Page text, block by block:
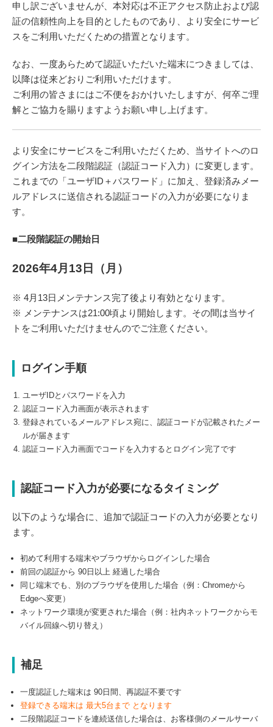
申し訳ございませんが、本対応は不正アクセス防止および認
証の信頼性向上を目的としたものであり、より安全にサービ
スをご利用いただくための措置となります。
なお、一度あらためて認証いただいた端末につきましては、
以降は従来どおりご利用いただけます。
ご利用の皆さまにはご不便をおかけいたしますが、何卒ご理
解とご協力を賜りますようお願い申し上げます。
より安全にサービスをご利用いただくため、当サイトへのロ
グイン方法を二段階認証（認証コード入力）に変更します。
これまでの「ユーザID＋パスワード」に加え、登録済みメー
ルアドレスに送信される認証コードの入力が必要になりま
す。
■二段階認証の開始日
2026年4月13日（月）
※ 4月13日メンテナンス完了後より有効となります。
※ メンテナンスは21:00頃より開始します。その間は当サイ
トをご利用いただけませんのでご注意ください。
ログイン手順
ユーザIDとパスワードを入力
認証コード入力画面が表示されます
登録されているメールアドレス宛に、認証コードが記載されたメー
ルが届きます
認証コード入力画面でコードを入力するとログイン完了です
認証コード入力が必要になるタイミング
以下のような場合に、追加で認証コードの入力が必要となり
ます。
初めて利用する端末やブラウザからログインした場合
前回の認証から 90日以上 経過した場合
同じ端末でも、別のブラウザを使用した場合（例：Chromeから
Edgeへ変更）
ネットワーク環境が変更された場合（例：社内ネットワークからモ
バイル回線へ切り替え）
補足
一度認証した端末は 90日間、再認証不要です
登録できる端末は 最大5台まで となります
二段階認証コードを連続送信した場合は、お客様側のメールサーバ